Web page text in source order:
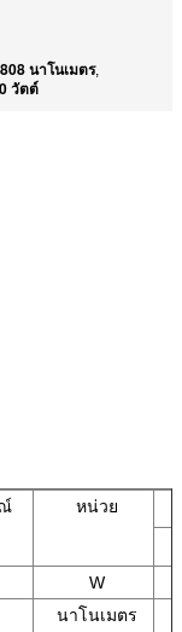
นาโนเมตร,
วัตต์
หน่วย
W
นาโนเมตร